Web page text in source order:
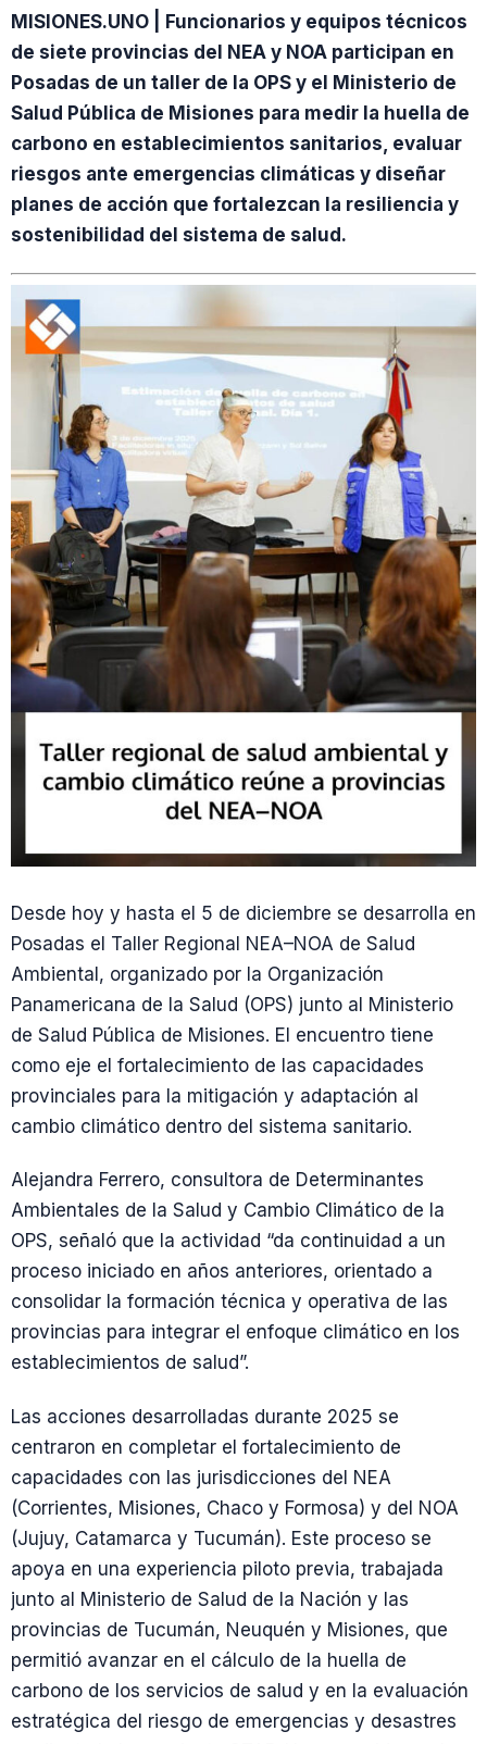
MISIONES.UNO | Funcionarios y equipos técnicos
de siete provincias del NEA y NOA participan en
Posadas de un taller de la OPS y el Ministerio de
Salud Pública de Misiones para medir la huella de
carbono en establecimientos sanitarios, evaluar
riesgos ante emergencias climáticas y diseñar
planes de acción que fortalezcan la resiliencia y
sostenibilidad del sistema de salud.
Desde hoy y hasta el 5 de diciembre se desarrolla en
Posadas el Taller Regional NEA–NOA de Salud
Ambiental, organizado por la Organización
Panamericana de la Salud (OPS) junto al Ministerio
de Salud Pública de Misiones. El encuentro tiene
como eje el fortalecimiento de las capacidades
provinciales para la mitigación y adaptación al
cambio climático dentro del sistema sanitario.
Alejandra Ferrero, consultora de Determinantes
Ambientales de la Salud y Cambio Climático de la
OPS, señaló que la actividad “da continuidad a un
proceso iniciado en años anteriores, orientado a
consolidar la formación técnica y operativa de las
provincias para integrar el enfoque climático en los
establecimientos de salud”.
Las acciones desarrolladas durante 2025 se
centraron en completar el fortalecimiento de
capacidades con las jurisdicciones del NEA
(Corrientes, Misiones, Chaco y Formosa) y del NOA
(Jujuy, Catamarca y Tucumán). Este proceso se
apoya en una experiencia piloto previa, trabajada
junto al Ministerio de Salud de la Nación y las
provincias de Tucumán, Neuquén y Misiones, que
permitió avanzar en el cálculo de la huella de
carbono de los servicios de salud y en la evaluación
estratégica del riesgo de emergencias y desastres